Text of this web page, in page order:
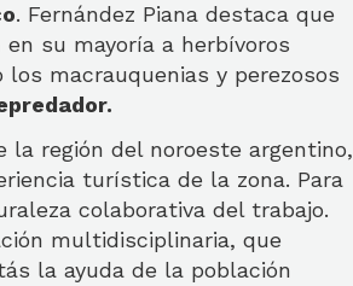
. Fernández Piana destaca que
su mayoría a herbívoros
macrauquenias y perezosos
la región del noroeste argentino,
turística de la zona. Para
colaborativa del trabajo.
multidisciplinaria, que
la ayuda de la población